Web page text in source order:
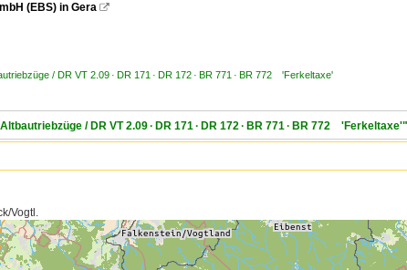
(EBS) in Gera 
/ DR VT 2.09 · DR 171 · DR 172 · BR 771 · BR 772 'Ferkeltaxe'
/ DR VT 2.09 · DR 171 · DR 172 · BR 771 · BR 772 'Ferkeltaxe'"
Vogtl.